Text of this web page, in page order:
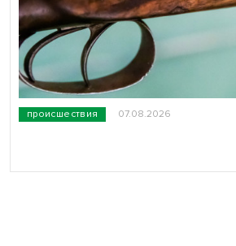
происшествия 07.08.2026